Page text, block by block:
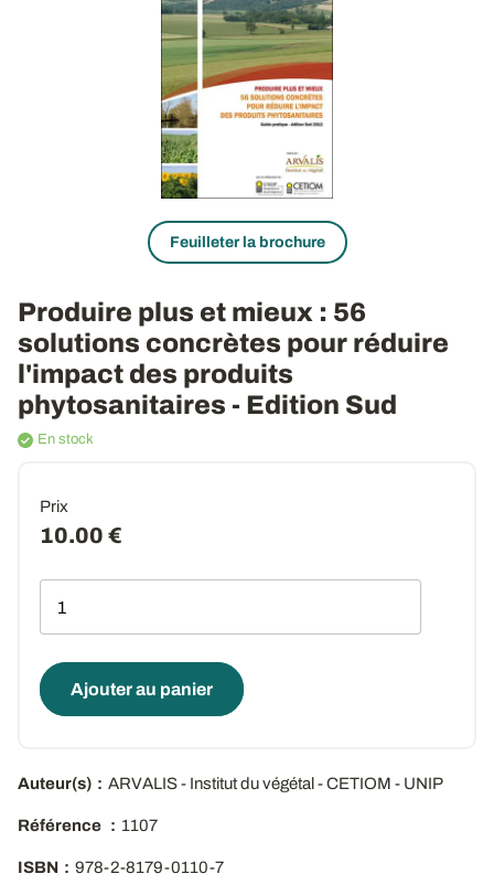
Feuilleter la brochure
Produire plus et mieux : 56
solutions concrètes pour réduire
l'impact des produits
phytosanitaires - Edition Sud
En stock
Prix
10.00 €
Ajouter au panier
Auteur(s) ARVALIS - Institut du végétal - CETIOM - UNIP
Référence 1107
ISBN 978-2-8179-0110-7